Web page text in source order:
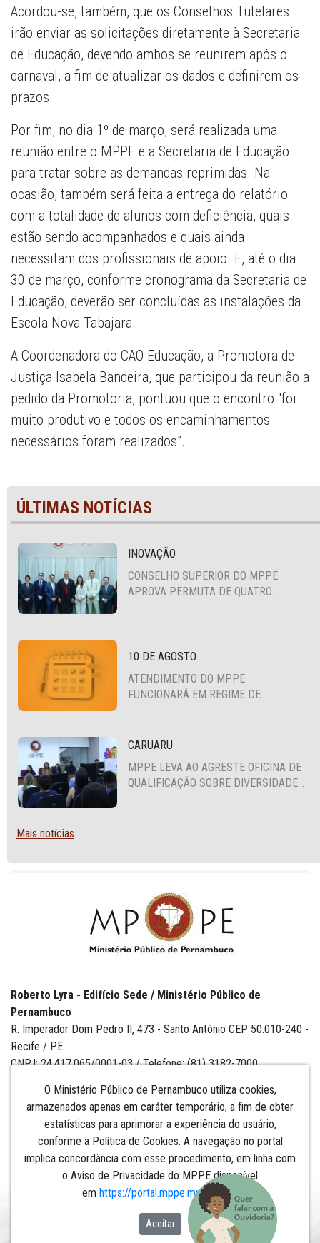
Acordou-se, também, que os Conselhos Tutelares
irão enviar as solicitações diretamente à Secretaria
de Educação, devendo ambos se reunirem após o
carnaval, a fim de atualizar os dados e definirem os
prazos.
Por fim, no dia 1º de março, será realizada uma
reunião entre o MPPE e a Secretaria de Educação
para tratar sobre as demandas reprimidas. Na
ocasião, também será feita a entrega do relatório
com a totalidade de alunos com deficiência, quais
estão sendo acompanhados e quais ainda
necessitam dos profissionais de apoio. E, até o dia
30 de março, conforme cronograma da Secretaria de
Educação, deverão ser concluídas as instalações da
Escola Nova Tabajara.
A Coordenadora do CAO Educação, a Promotora de
Justiça Isabela Bandeira, que participou da reunião a
pedido da Promotoria, pontuou que o encontro “foi
muito produtivo e todos os encaminhamentos
necessários foram realizados”.
ÚLTIMAS NOTÍCIAS
INOVAÇÃO
CONSELHO SUPERIOR DO MPPE
APROVA PERMUTA DE QUATRO
10 DE AGOSTO
ATENDIMENTO DO MPPE
FUNCIONARÁ EM REGIME DE
CARUARU
MPPE LEVA AO AGRESTE OFICINA DE
QUALIFICAÇÃO SOBRE DIVERSIDADE
Mais notícias
O Ministério Público de Pernambuco utiliza cookies,
armazenados apenas em caráter temporário, a fim de obter
estatísticas para aprimorar a experiência do usuário,
conforme a Política de Cookies. A navegação no portal
implica concordância com esse procedimento, em linha com
o Aviso de Privacidade do MPPE disponível
em https://portal.mppe.mp.br/lgpd.​​​​​​​
Aceitar
Roberto Lyra - Edifício Sede / Ministério Público de
Pernambuco
R. Imperador Dom Pedro II, 473 - Santo Antônio CEP 50.010-240 -
Recife / PE
CNPJ: 24.417.065/0001-03 / Telefone: (81) 3182-7000
Institucional
Comunicação